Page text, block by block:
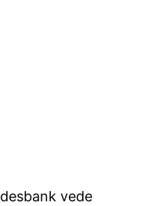
vede